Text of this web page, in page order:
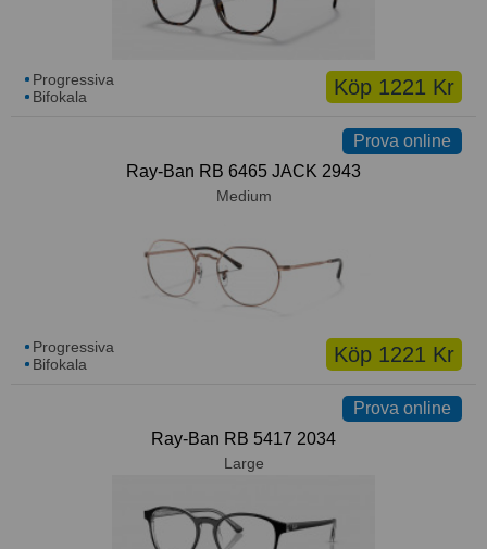
Köp 1221 Kr
Progressiva
Bifokala
Prova online
Ray-Ban RB 6465 JACK 2943
Medium
Köp 1221 Kr
Progressiva
Bifokala
Prova online
Ray-Ban RB 5417 2034
Large